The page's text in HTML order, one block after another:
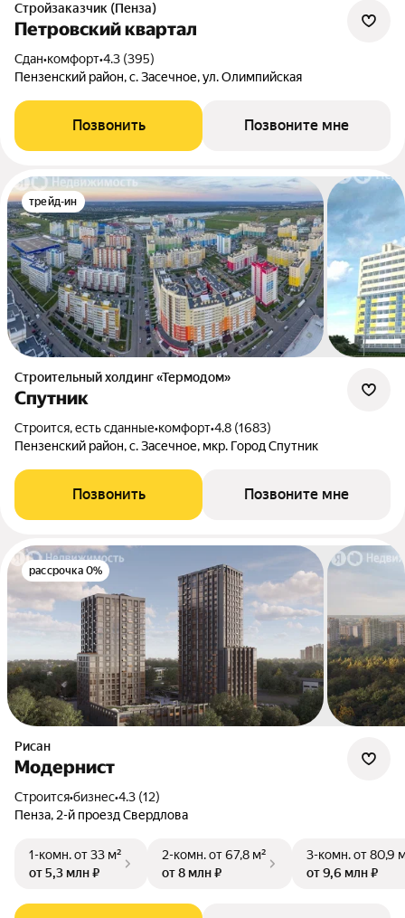
Стройзаказчик (Пенза)
Петровский квартал
Сдан•комфорт•4.3 (395)
Пензенский район, с. Засечное, ул. Олимпийская
Позвонить Позвоните мне
трейд-ин
Строительный холдинг «Термодом»
Спутник
Строится, есть сданные•комфорт•4.8 (1683)
Пензенский район, с. Засечное, мкр. Город Спутник
Позвонить Позвоните мне
рассрочка 0%
Рисан
Модернист
Строится•бизнес•4.3 (12)
Пенза, 2-й проезд Свердлова
1-комн.от 33 м²
от 5,3 млн ₽
2-комн.от 67,8 м²
от 8 млн ₽
3-комн.от 80,9
от 9,6 млн ₽